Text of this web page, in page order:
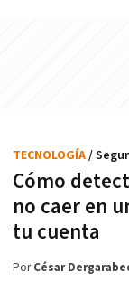
Cómo
no caer en
tu cuenta
TECNOLOGÍA/
PorCésar